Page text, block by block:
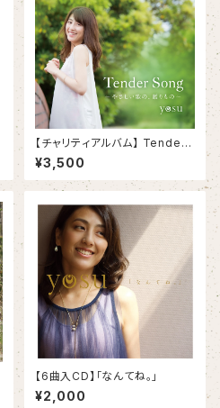
【チャリティアルバム】 Tender
Song〜 優しい歌の、贈りもの
〜
¥3,500
【6曲入CD】「なんてね。」
¥2,000